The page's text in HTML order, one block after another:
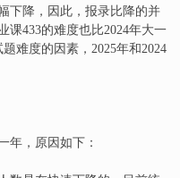
下降，因此，报录比降的并
课433的难度也比2024年大一
难度的因素，2025年和2024
年，原因如下：